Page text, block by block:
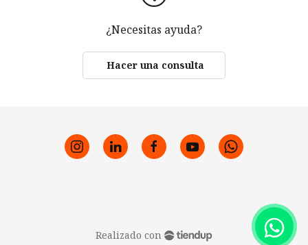
¿Necesitas ayuda?
Hacer una consulta
Realizado con